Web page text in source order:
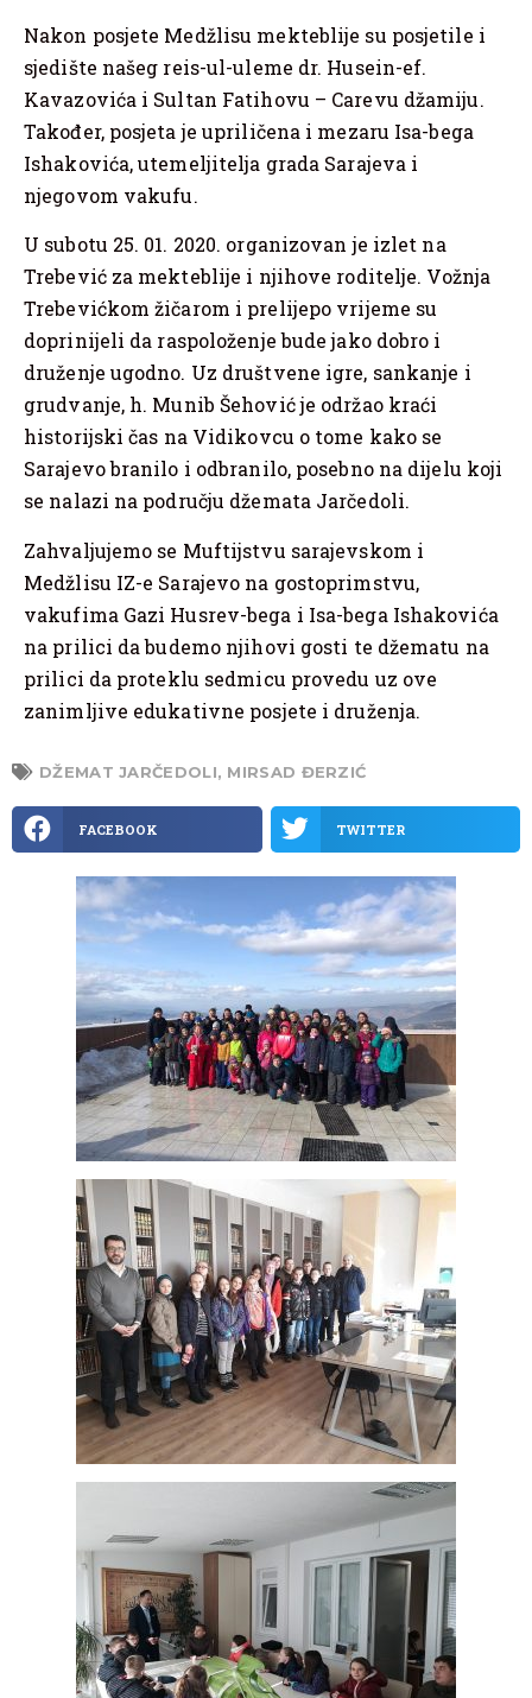
Nakon posjete Medžlisu mekteblije su posjetile i
sjedište našeg reis-ul-uleme dr. Husein-ef.
Kavazovića i Sultan Fatihovu – Carevu džamiju.
Također, posjeta je upriličena i mezaru Isa-bega
Ishakovića, utemeljitelja grada Sarajeva i
njegovom vakufu.
U subotu 25. 01. 2020. organizovan je izlet na
Trebević za mekteblije i njihove roditelje. Vožnja
Trebevićkom žičarom i prelijepo vrijeme su
doprinijeli da raspoloženje bude jako dobro i
druženje ugodno. Uz društvene igre, sankanje i
grudvanje, h. Munib Šehović je održao kraći
historijski čas na Vidikovcu o tome kako se
Sarajevo branilo i odbranilo, posebno na dijelu koji
se nalazi na području džemata Jarčedoli.
Zahvaljujemo se Muftijstvu sarajevskom i
Medžlisu IZ-e Sarajevo na gostoprimstvu,
vakufima Gazi Husrev-bega i Isa-bega Ishakovića
na prilici da budemo njihovi gosti te džematu na
prilici da proteklu sedmicu provedu uz ove
zanimljive edukativne posjete i druženja.
DŽEMAT JARČEDOLI, MIRSAD ĐERZIĆ
FACEBOOK TWITTER